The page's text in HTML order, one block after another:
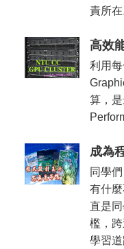
責所
高效
利用
算，
成為
同學
有什
直是
檻，
學習